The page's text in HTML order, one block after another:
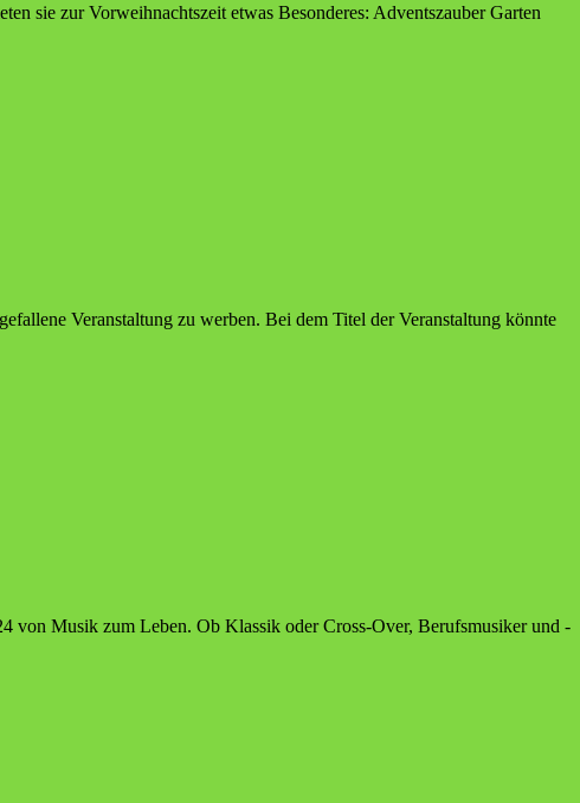
sie zur Vorweihnachtszeit etwas Besonderes: Adventszauber Garten
Veranstaltung zu werben. Bei dem Titel der Veranstaltung könnte
von Musik zum Leben. Ob Klassik oder Cross-Over, Berufsmusiker und -